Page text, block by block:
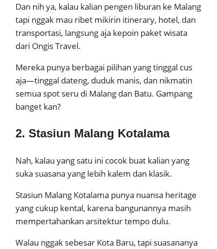
Dan nih ya, kalau kalian pengen liburan ke Malang
tapi nggak mau ribet mikirin itinerary, hotel, dan
transportasi, langsung aja kepoin paket wisata
dari Ongis Travel.
Mereka punya berbagai pilihan yang tinggal cus
aja—tinggal dateng, duduk manis, dan nikmatin
semua spot seru di Malang dan Batu. Gampang
banget kan?
2. Stasiun Malang Kotalama
Nah, kalau yang satu ini cocok buat kalian yang
suka suasana yang lebih kalem dan klasik.
Stasiun Malang Kotalama punya nuansa heritage
yang cukup kental, karena bangunannya masih
mempertahankan arsitektur tempo dulu.
Walau nggak sebesar Kota Baru, tapi suasananya